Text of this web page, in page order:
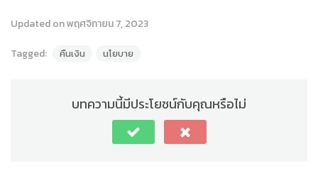
Updated on พฤศจิกายน 7, 2023
Tagged:
คืนเงิน นโยบาย
บทความนี้มีประโยชน์กับคุณหรือไม่